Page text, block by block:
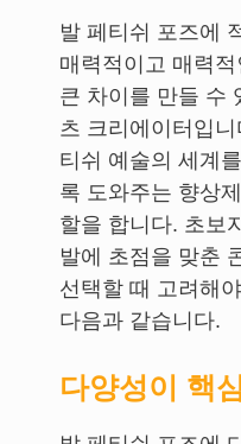
발 페티쉬 포즈에
매력적이고 매력
큰 차이를 만들 수
츠 크리에이터입
티쉬 예술의 세계
록 도와주는 향상
할을 합니다. 초보
발에 초점을 맞춘
선택할 때 고려해
다음과 같습니다.
다양성이 핵심